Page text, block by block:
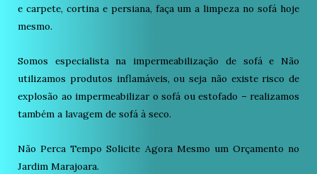
e carpete, cortina e persiana, faça um a limpeza no sofá hoje
mesmo.
Somos especialista na impermeabilização de sofá e Não
utilizamos produtos inflamáveis, ou seja não existe risco de
explosão ao impermeabilizar o sofá ou estofado – realizamos
também a lavagem de sofá à seco.
Não Perca Tempo Solicite Agora Mesmo um Orçamento no
Jardim Marajoara.